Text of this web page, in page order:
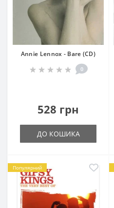
Annie Lennox - Bare (CD)
0
528 грн
ДО КОШИКА
Популярний